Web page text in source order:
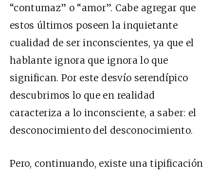
“contumaz” o “amor”. Cabe agregar que
estos últimos poseen la inquietante
cualidad de ser inconscientes, ya que el
hablante ignora que ignora lo que
significan. Por este desvío serendípico
descubrimos lo que en realidad
caracteriza a lo inconsciente, a saber: el
desconocimiento del desconocimiento.
Pero, continuando, existe una tipificación